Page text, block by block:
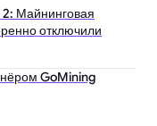
Майнинговая
отключили
GoMining